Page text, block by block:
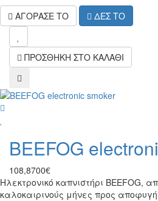
ΑΓΟΡΑΣΕ ΤΟ
ΔΕΣ ΤΟ
ΠΡΟΣΘΗΚΗ ΣΤΟ ΚΑΛΑΘΙ
compare
BEEFOG
108,8700€
Ηλεκτρονικό καπνιστήρι BEEFOG,
καλοκαιρινούς μήνες προς